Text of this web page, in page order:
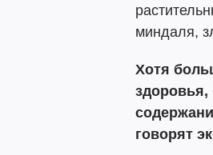
миндаля,
Хотя
говорят